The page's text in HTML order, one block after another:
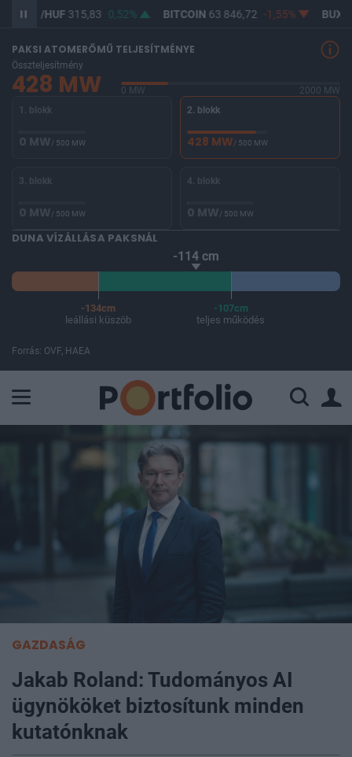
HUF 315,83 0,52% BITCOIN63 846,72 -1,55% BUX 148
PAKSI ATOMERŐMŰ TELJESÍTMÉNYE
Összteljesítmény
428 MW 0 MW
2000 MW
1. blokk
0 MW/ 500 MW
2. blokk
428 MW/ 500 MW
3. blokk
0 MW/ 500 MW
4. blokk
0 MW/ 500 MW
DUNA VÍZÁLLÁSA PAKSNÁL
-114 cm
-134cm
leállási küszöb
-107cm
teljes működés
Forrás: OVF, HAEA
GAZDASÁG
Jakab Roland: Tudományos AI
ügynököket biztosítunk minden
kutatónknak